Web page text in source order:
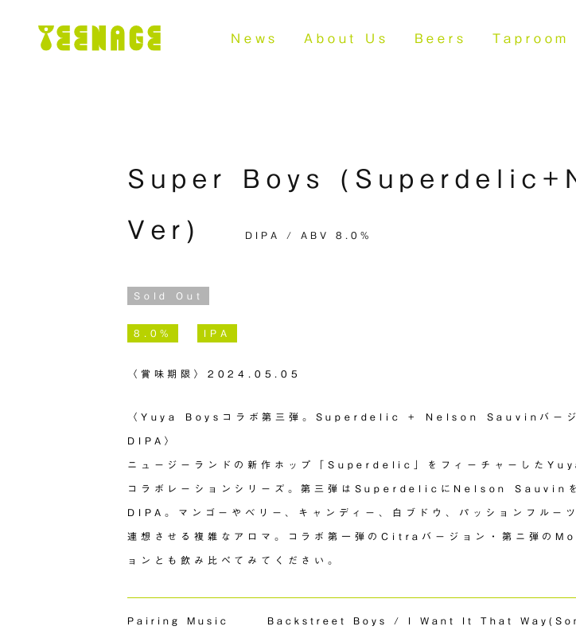
News About Us Beers Taproom
Super Boys
Ver)
DIPA / ABV 8.0%
Sold Out
8.0% IPA
〈賞味期限〉 2024.05.05
〈Yuya Boysコラボ第三弾。Superdelic + Nelson Sauvinバージ
DIPA〉
ニュージーランドの新作ホップ「Superdelic」をフィーチャーした
コラボレーションシリーズ。第三弾はSuperdelicにNelson Sauvinを
DIPA。マンゴーやベリー、キャンディー、白ブドウ、パッションフルー
連想させる複雑なアロマ。コラボ第一弾のCitraバージョン・第ニ弾の
ョンとも飲み比べてみてください。
Pairing Music Backstreet Boys / I Want It That